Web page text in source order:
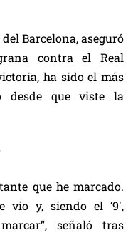
Barcelona, aseguró
contra el Real
ha sido el más
desde que viste la
que he marcado.
vio y, siendo el ‘9′,
señaló tras